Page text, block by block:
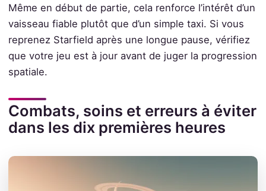
Même en début de partie, cela renforce l’intérêt d’un
vaisseau fiable plutôt que d’un simple taxi. Si vous
reprenez Starfield après une longue pause, vérifiez
que votre jeu est à jour avant de juger la progression
spatiale.
Combats, soins et erreurs à éviter
dans les dix premières heures